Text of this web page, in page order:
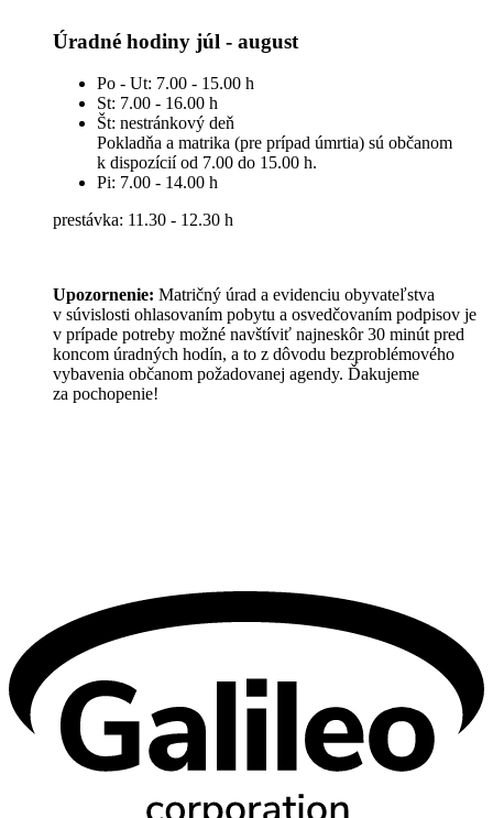
Úradné hodiny júl - august
Po - Ut: 7.00 - 15.00 h
St: 7.00 - 16.00 h
Št: nestránkový deň
Pokladňa a matrika (pre prípad úmrtia) sú občanom
k dispozícií od 7.00 do 15.00 h.
Pi: 7.00 - 14.00 h
prestávka: 11.30 - 12.30 h
Upozornenie: Matričný úrad a evidenciu obyvateľstva
v súvislosti ohlasovaním pobytu a osvedčovaním podpisov je
v prípade potreby možné navštíviť najneskôr 30 minút pred
koncom úradných hodín, a to z dôvodu bezproblémového
vybavenia občanom požadovanej agendy. Ďakujeme
za pochopenie!